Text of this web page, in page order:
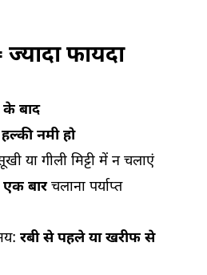
फायदा
बाद
नमी हो
या गीली मिट्टी में न चलाएं
बारचलाना पर्याप्त
रबी से पहले या खरीफ से